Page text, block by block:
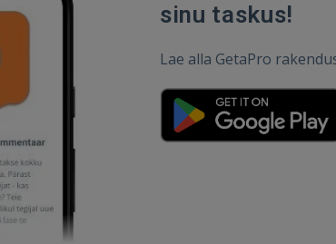
sinu taskus!
Lae alla GetaPro